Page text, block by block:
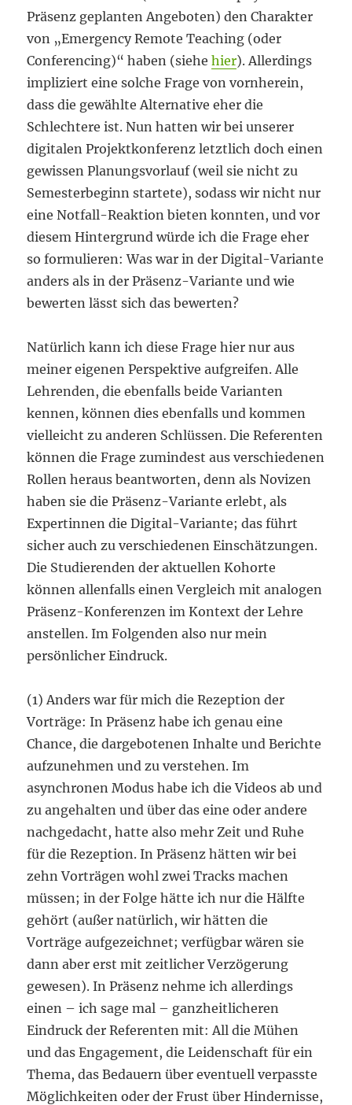
Präsenz geplanten Angeboten) den Charakter
von „Emergency Remote Teaching (oder
Conferencing)“ haben (siehehier). Allerdings
impliziert eine solche Frage von vornherein,
dass die gewählte Alternative eher die
Schlechtere ist. Nun hatten wir bei unserer
digitalen Projektkonferenz letztlich doch einen
gewissen Planungsvorlauf (weil sie nicht zu
Semesterbeginn startete), sodass wir nicht nur
eine Notfall-Reaktion bieten konnten, und vor
diesem Hintergrund würde ich die Frage eher
so formulieren: Was war in der Digital-Variante
anders als in der Präsenz-Variante und wie
bewerten lässt sich das bewerten?
Natürlich kann ich diese Frage hier nur aus
meiner eigenen Perspektive aufgreifen. Alle
Lehrenden, die ebenfalls beide Varianten
kennen, können dies ebenfalls und kommen
vielleicht zu anderen Schlüssen. Die Referenten
können die Frage zumindest aus verschiedenen
Rollen heraus beantworten, denn als Novizen
haben sie die Präsenz-Variante erlebt, als
Expertinnen die Digital-Variante; das führt
sicher auch zu verschiedenen Einschätzungen.
Die Studierenden der aktuellen Kohorte
können allenfalls einen Vergleich mit analogen
Präsenz-Konferenzen im Kontext der Lehre
anstellen. Im Folgenden also nur mein
persönlicher Eindruck.
(1) Anders war für mich die Rezeption der
Vorträge: In Präsenz habe ich genau eine
Chance, die dargebotenen Inhalte und Berichte
aufzunehmen und zu verstehen. Im
asynchronen Modus habe ich die Videos ab und
zu angehalten und über das eine oder andere
nachgedacht, hatte also mehr Zeit und Ruhe
für die Rezeption. In Präsenz hätten wir bei
zehn Vorträgen wohl zwei Tracks machen
müssen; in der Folge hätte ich nur die Hälfte
gehört (außer natürlich, wir hätten die
Vorträge aufgezeichnet; verfügbar wären sie
dann aber erst mit zeitlicher Verzögerung
gewesen). In Präsenz nehme ich allerdings
einen – ich sage mal – ganzheitlicheren
Eindruck der Referenten mit: All die Mühen
und das Engagement, die Leidenschaft für ein
Thema, das Bedauern über eventuell verpasste
Möglichkeiten oder der Frust über Hindernisse,